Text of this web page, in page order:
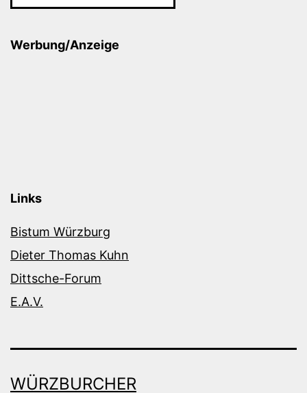
Werbung/Anzeige
Links
Bistum Würzburg
Dieter Thomas Kuhn
Dittsche-Forum
E.A.V.
WÜRZBURCHER